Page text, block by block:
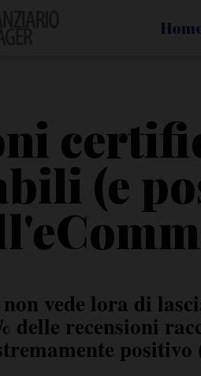
(e
vede lora di
delle recensioni